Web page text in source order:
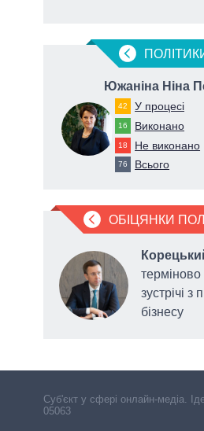
Южаніна Ніна
42 У процесі
16 Виконано
18 Не виконано
76 Всього
ОБІЦЯНКИ
терміново
зустрічі
бізнесу
Cуб'єкт у сфері онлайн-медіа.
05063